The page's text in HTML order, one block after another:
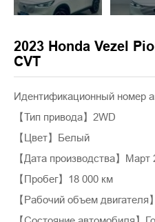
2023 Honda Vezel
CVT
Идентификационный номер
【Тип привода】2WD
【Цвет】Белый
【Дата производства】Март
【Пробег】18 000 км
【Рабочий объем